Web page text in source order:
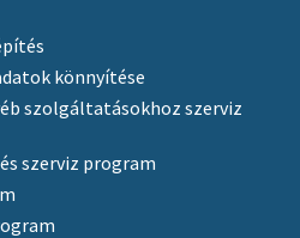
könnyítése
szolgáltatásokhoz szerviz
szerviz program